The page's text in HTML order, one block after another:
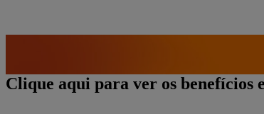
Clique aqui para ver os benefícios